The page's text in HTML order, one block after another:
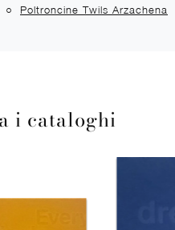
Poltroncine Twils Arzachena
i cataloghi